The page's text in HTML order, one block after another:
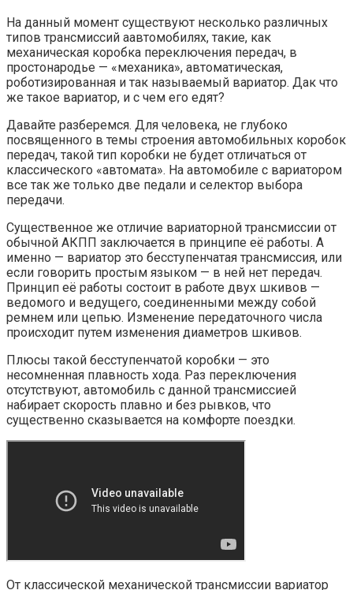
На данный момент существуют несколько различных
типов трансмиссий аавтомобилях, такие, как
механическая коробка переключения передач, в
простонародье — «механика», автоматическая,
роботизированная и так называемый вариатор. Дак что
же такое вариатор, и с чем его едят?
Давайте разберемся. Для человека, не глубоко
посвященного в темы строения автомобильных коробок
передач, такой тип коробки не будет отличаться от
классического «автомата». На автомобиле с вариатором
все так же только две педали и селектор выбора
передачи.
Существенное же отличие вариаторной трансмиссии от
обычной АКПП заключается в принципе её работы. А
именно — вариатор это бесступенчатая трансмиссия, или
если говорить простым языком — в ней нет передач.
Принцип её работы состоит в работе двух шкивов —
ведомого и ведущего, соединенными между собой
ремнем или цепью. Изменение передаточного числа
происходит путем изменения диаметров шкивов.
Плюсы такой бесступенчатой коробки — это
несомненная плавность хода. Раз переключения
отсутствуют, автомобиль с данной трансмиссией
набирает скорость плавно и без рывков, что
существенно сказывается на комфорте поездки.
От классической механической трансмиссии вариатор